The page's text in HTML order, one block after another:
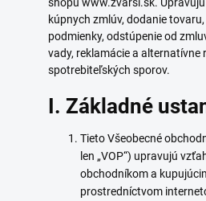
kúpnych zmlúv, dodanie
podmienky, odstúpenie od
vady, reklamácie a alternatívne
spotrebiteľských sporov.
I. Základné
Tieto Všeobecné
len „VOP“) upravujú
obchodníkom a
prostredníctvom